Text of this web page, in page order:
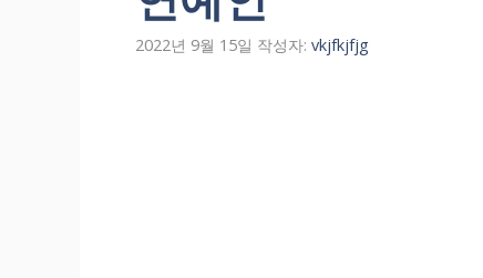
2022년 9월 15일 작성자: vkjfkjfjg